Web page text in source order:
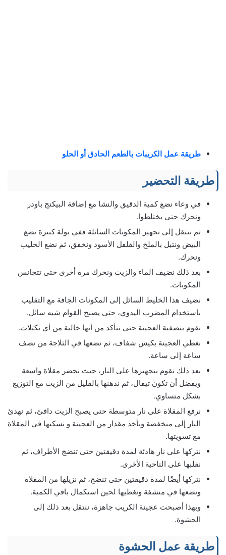
طريقة عمل الكريبات بالطعم الحادق أو الحلو
طریقة التحضير
في وعاء نضع كمية الدقيق والنشا مع إضافة البيكنج باودر
ونحرك حتى يختلطوا.
ثم ننتقل إلى تجهيز المكونات السائلة ففي بولة كبيرة نضع
البيض ونتبل بالملح والفلفل الأسود ونخفق، ثم نضع الحليب
ونحرك.
بعد ذلك نضيف الماء والزيت ونحرك مرة أخرى حتى تتجانس
المكونات.
نضيف هذا الخليط السائل إلى المكونات الجافة مع التقليب
باستخدام المضرب اليدوي، حتى يصبح القوام شبه سائل.
نقوم بتصفية العجينة حتى نتأكد من أنها خالية من أي تكتلات.
نغطي العجينة بكيس شفاف، ثم نضعها في الثلاجة من نصف
ساعة إلى ساعة.
بعد ذلك نقوم بتجهيزها على النار، حيث نحضر مقلاة واسعة
ويفضل أن تكون تيفال، ثم ندهنها بالقليل من الزيت مع التوزيع
بشكل متساوي.
نرفع المقلاة على نار متوسطة حتى يصبح الزيت دافئ، ثم نهدئ
النار إلى منخفضة ونأخذ مقدار من العجينة و نسكبها في المقلاة
مع تسويتها.
نتركها على نار هادئة لمدة دقيقتين حتى تنضج الأطراف، ثم
نقلبها على الناحية الأخرى.
نتركها أيضًا لمدة دقيقتين حتى تنضج، ثم نزيلها من المقلاة
ونضعها في منشفة ونغطيها لحين استكمال باقي الكمية.
وبهذا أصبحت عجينة الكريب جاهزة، ننتقل بعد ذلك إلى
الحشوة.
طريقة عمل الحشوة